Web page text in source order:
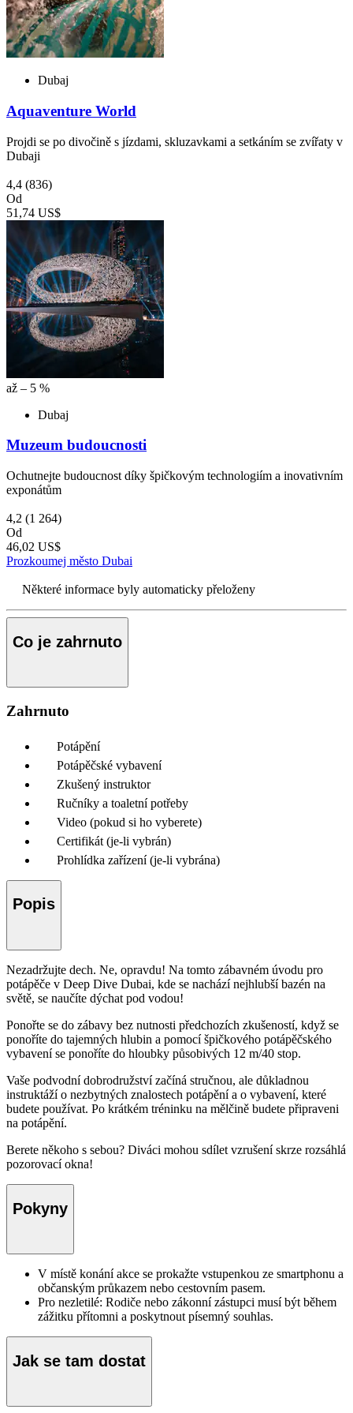
Dubaj
Aquaventure World
Projdi se po divočině s jízdami, skluzavkami a setkáním se zvířaty v
Dubaji
4,4 (836)
Od
51,74 US$
až – 5 %
Dubaj
Muzeum budoucnosti
Ochutnejte budoucnost díky špičkovým technologiím a inovativním
exponátům
4,2 (1 264)
Od
46,02 US$
Prozkoumej město Dubai
Některé informace byly automaticky přeloženy
Co je zahrnuto
Zahrnuto
Potápění
Potápěčské vybavení
Zkušený instruktor
Ručníky a toaletní potřeby
Video (pokud si ho vyberete)
Certifikát (je-li vybrán)
Prohlídka zařízení (je-li vybrána)
Popis
Nezadržujte dech. Ne, opravdu! Na tomto zábavném úvodu pro
potápěče v Deep Dive Dubai, kde se nachází nejhlubší bazén na
světě, se naučíte dýchat pod vodou!
Ponořte se do zábavy bez nutnosti předchozích zkušeností, když se
ponoříte do tajemných hlubin a pomocí špičkového potápěčského
vybavení se ponoříte do hloubky působivých 12 m/40 stop.
Vaše podvodní dobrodružství začíná stručnou, ale důkladnou
instruktáží o nezbytných znalostech potápění a o vybavení, které
budete používat. Po krátkém tréninku na mělčině budete připraveni
na potápění.
Berete někoho s sebou? Diváci mohou sdílet vzrušení skrze rozsáhlá
pozorovací okna!
Pokyny
V místě konání akce se prokažte vstupenkou ze smartphonu a
občanským průkazem nebo cestovním pasem.
Pro nezletilé: Rodiče nebo zákonní zástupci musí být během
zážitku přítomni a poskytnout písemný souhlas.
Jak se tam dostat